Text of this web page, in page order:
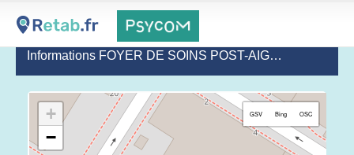
Informations FOYER DE SOINS POST-AIGUS DES CÉVENNES - AURORE
+
−
GSV Bing OSC